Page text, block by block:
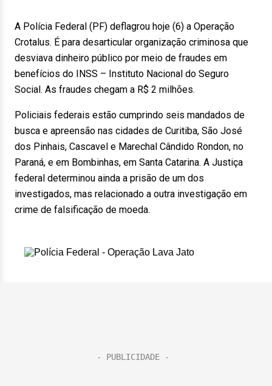
A Polícia Federal (PF) deflagrou hoje (6) a Operação
Crotalus. É para desarticular organização criminosa que
desviava dinheiro público por meio de fraudes em
benefícios do INSS – Instituto Nacional do Seguro
Social. As fraudes chegam a R$ 2 milhões.
Policiais federais estão cumprindo seis mandados de
busca e apreensão nas cidades de Curitiba, São José
dos Pinhais, Cascavel e Marechal Cândido Rondon, no
Paraná, e em Bombinhas, em Santa Catarina. A Justiça
federal determinou ainda a prisão de um dos
investigados, mas relacionado a outra investigação em
crime de falsificação de moeda.